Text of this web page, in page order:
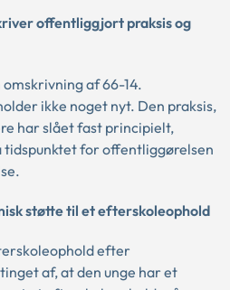
offentliggjort praksis og
af 66-14.
ikke noget nyt. Den praksis,
har slået fast principielt,
for offentliggørelsen
støtte til et efterskoleophold
efter
af, at den unge har et